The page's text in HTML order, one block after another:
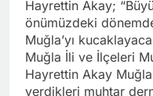
Hayrettin Akay;
önümüzdeki
Muğla’yı
Muğla İli ve İlçeleri
Hayrettin Akay
verdikleri muhtar